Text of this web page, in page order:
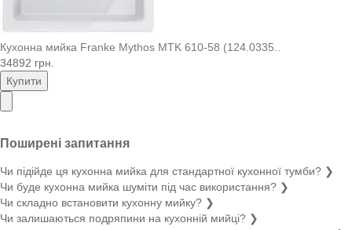
Кухонна мийка Franke Mythos MTK 610-58 (124.0335..
34892 грн.
Купити
Поширені запитання
Чи підійде ця кухонна мийка для стандартної кухонної тумби? ❯
Чи буде кухонна мийка шуміти під час використання? ❯
Чи складно встановити кухонну мийку? ❯
Чи залишаються подряпини на кухонній мийці? ❯